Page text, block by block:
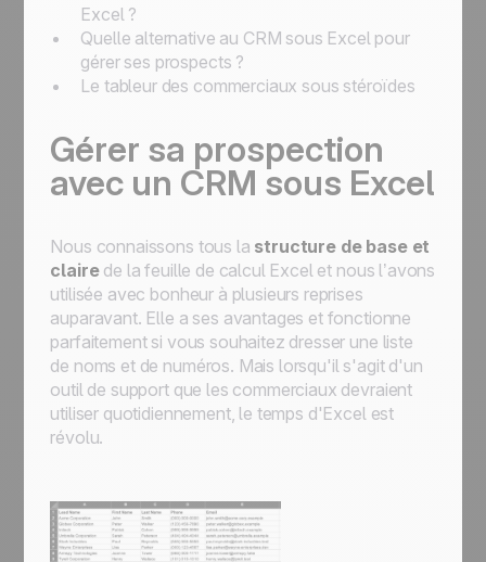
Excel ?
Quelle alternative au CRM sous Excel pour
gérer ses prospects ?
Le tableur des commerciaux sous stéroïdes
Gérer sa prospection
avec un CRM sous Excel
Nous connaissons tous la structure de base et
clairede la feuille de calcul Excel et nous l’avons
utilisée avec bonheur à plusieurs reprises
auparavant. Elle a ses avantages et fonctionne
parfaitement si vous souhaitez dresser une liste
de noms et de numéros. Mais lorsqu'il s'agit d'un
outil de support que les commerciaux devraient
utiliser quotidiennement, le temps d'Excel est
révolu.